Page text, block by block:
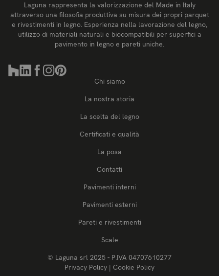
Laguna rappresenta la valorizzazione del Made in Italy
attraverso una filosofia produttiva su misura dei propri parquet
e rivestimenti in legno. Esperienza nella lavorazione del legno,
utilizzo di materiali naturali e biocompatibili per superfici a
pavimento in legno e pareti uniche.
Chi siamo
La nostra storia
La scelta del legno
Certificati e qualità
La posa
Contatti
Pavimenti interni
Pavimenti esterni
Pareti e rivestimenti
Scale
© Laguna srl 2025 - P.IVA 04707610277
Privacy Policy | Cookie Policy